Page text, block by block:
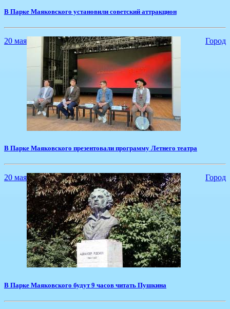
В Парке Маяковского установили советский аттракцион
20 мая Город
В Парке Маяковского презентовали программу Летнего театра
20 мая Город
В Парке Маяковского будут 9 часов читать Пушкина